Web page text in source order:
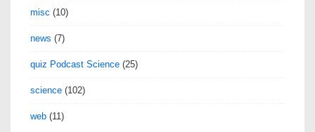
misc (10)
news (7)
quiz Podcast Science (25)
science (102)
web (11)